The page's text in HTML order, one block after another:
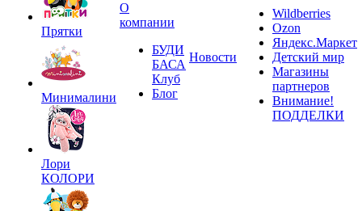
Прятки
Минималини
Лори
КОЛОРИ
О
компании
БУДИ
БАСА
Клуб
Блог
Новости
Wildberries
Ozon
Яндекс.Маркет
Детский мир
Магазины
партнеров
Внимание!
ПОДДЕЛКИ